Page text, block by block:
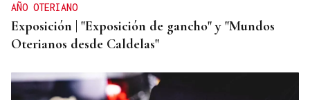
AÑO OTERIANO
Exposición | "Exposición de gancho" y "Mundos
Oterianos desde Caldelas"